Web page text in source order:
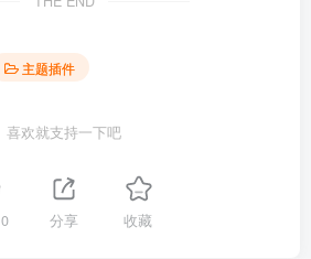
主题插件
喜欢就支持一下吧
0 分享 收藏